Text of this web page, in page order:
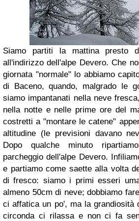
Siamo partiti la mattina presto
all'indirizzo dell'alpe Devero. Che
giornata "normale" lo abbiamo
di Baceno, quando, malgrado le
siamo impantanati nella neve
nella notte e nelle prime ore del
costretti a "montare le catene"
altitudine (le previsioni davano
Dopo qualche minuto
parcheggio dell'alpe Devero.
e partiamo come saette alla volta
di fresco: siamo i primi esseri
almeno 50cm di neve; dobbiamo
ci affatica un po', ma la grandiosità
circonda ci rilassa e non ci fa